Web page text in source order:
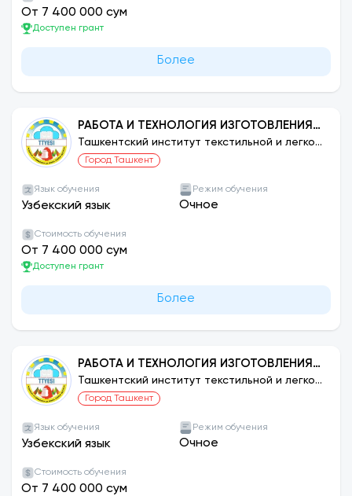
От 7 400 000 сум
Доступен грант
Более
РАБОТА И ТЕХНОЛОГИЯ ИЗГОТОВЛЕНИЯ
ИЗДЕЛИЙ ЛЕГКОЙ ПРОМЫШЛЕННОСТИ:
КОВРОЛИНА.
Ташкентский институт текстильной и легкой
промышленности
Город Ташкент
Язык обучения
Узбекский язык
Режим обучения
Очное
Стоимость обучения
От 7 400 000 сум
Доступен грант
Более
РАБОТА И ТЕХНОЛОГИЯ ИЗГОТОВЛЕНИЯ
ИЗДЕЛИЙ ЛЕГКОЙ ПРОМЫШЛЕННОСТИ:
ПРОИЗВОДСТВО ШЕЛКОВЫХ ИЗДЕЛИЙ.
Ташкентский институт текстильной и легкой
промышленности
Город Ташкент
Язык обучения
Узбекский язык
Режим обучения
Очное
Стоимость обучения
От 7 400 000 сум